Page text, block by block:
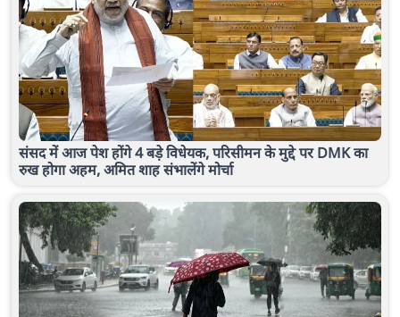
संसद में आज पेश होंगे 4 बड़े विधेयक, परिसीमन के मुद्दे पर DMK का
रुख होगा अहम, अमित शाह संभालेंगे मोर्चा